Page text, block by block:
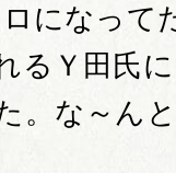
になって
るＹ田氏
。な～ん